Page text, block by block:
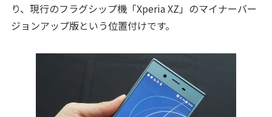
り、現行のフラグシップ機「Xperia XZ」のマイナーバー
ジョンアップ版という位置付けです。